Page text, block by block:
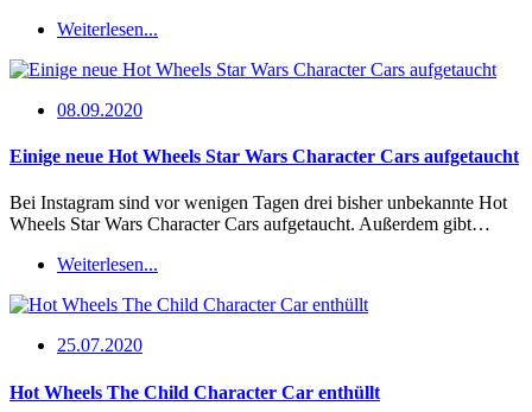
Weiterlesen...
08.09.2020
Einige neue Hot Wheels Star Wars Character Cars aufgetaucht
Bei Instagram sind vor wenigen Tagen drei bisher unbekannte Hot
Wheels Star Wars Character Cars aufgetaucht. Außerdem gibt…
Weiterlesen...
25.07.2020
Hot Wheels The Child Character Car enthüllt